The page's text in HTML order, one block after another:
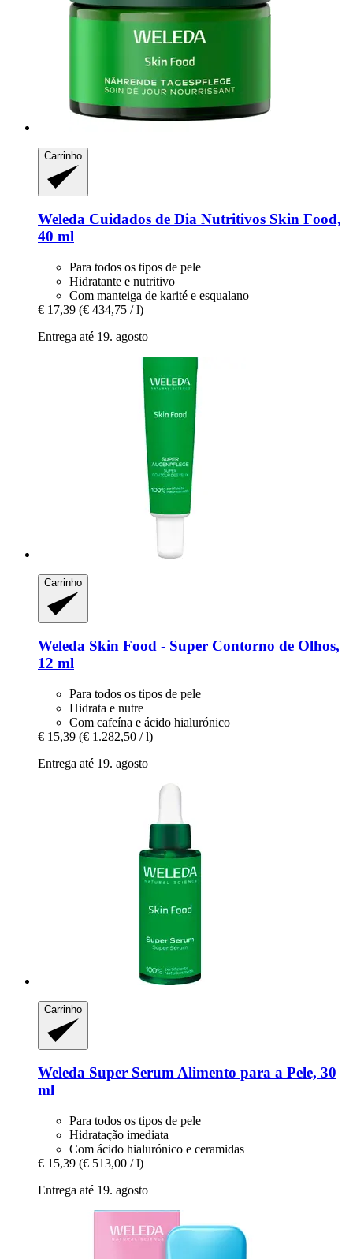
Carrinho
Weleda Cuidados de Dia Nutritivos Skin Food,
40 ml
Para todos os tipos de pele
Hidratante e nutritivo
Com manteiga de karité e esqualano
€ 17,39 (€ 434,75 / l)
Entrega até 19. agosto
Carrinho
Weleda Skin Food -​ Super Contorno de Olhos,
12 ml
Para todos os tipos de pele
Hidrata e nutre
Com cafeína e ácido hialurónico
€ 15,39 (€ 1.282,50 / l)
Entrega até 19. agosto
Carrinho
Weleda Super Serum Alimento para a Pele, 30
ml
Para todos os tipos de pele
Hidratação imediata
Com ácido hialurónico e ceramidas
€ 15,39 (€ 513,00 / l)
Entrega até 19. agosto